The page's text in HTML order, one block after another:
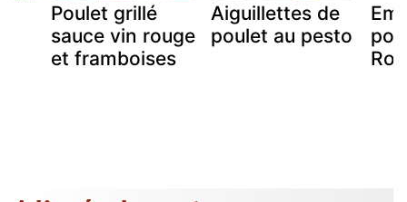
Poulet grillé
sauce vin rouge
et framboises
Aiguillettes de
poulet au pesto